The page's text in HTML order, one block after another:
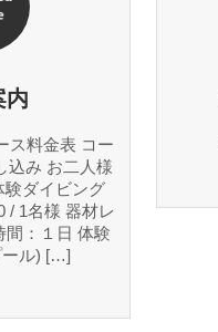
内
ス料金表 コー
込み お二人様
験ダイビング
/ 1名様 器材レ
間：１日 体験
ール) […]